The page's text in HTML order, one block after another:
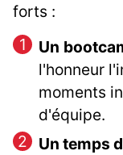
forts :
Un
l'honneur
moments
d'équipe.
Un temps